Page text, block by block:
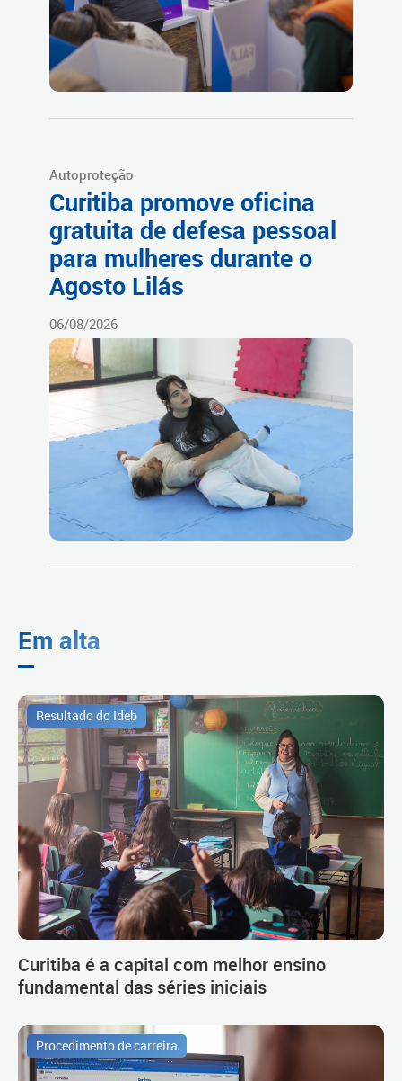
Autoproteção
Curitiba promove oficina
gratuita de defesa pessoal
para mulheres durante o
Agosto Lilás
06/08/2026
Em alta
Resultado do Ideb
Curitiba é a capital com melhor ensino
fundamental das séries iniciais
Procedimento de carreira